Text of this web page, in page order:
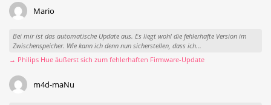
Mario
Bei mir ist das automatische Update aus. Es liegt wohl die fehlerhafte Version im
Zwischenspeicher. Wie kann ich denn nun sicherstellen, dass ich...
→ Philips Hue äußerst sich zum fehlerhaften Firmware-Update
m4d-maNu